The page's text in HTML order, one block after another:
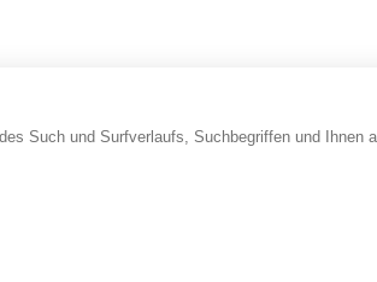
Such und Surfverlaufs, Suchbegriffen und Ihnen